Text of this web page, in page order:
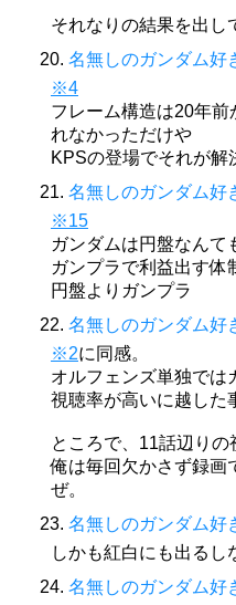
それなりの結果を出し
20. 名無しのガンダム好
※4
フレーム構造は20年
れなかっただけや
KPSの登場でそれが
21. 名無しのガンダム好
※15
ガンダムは円盤なんて
ガンプラで利益出す体
円盤よりガンプラ
22. 名無しのガンダム好
※2に同感。
オルフェンズ単独では
視聴率が高いに越した
ところで、11話辺り
俺は毎回欠かさず録画
ぜ。
23. 名無しのガンダム好
しかも紅白にも出る
24. 名無しのガンダム好